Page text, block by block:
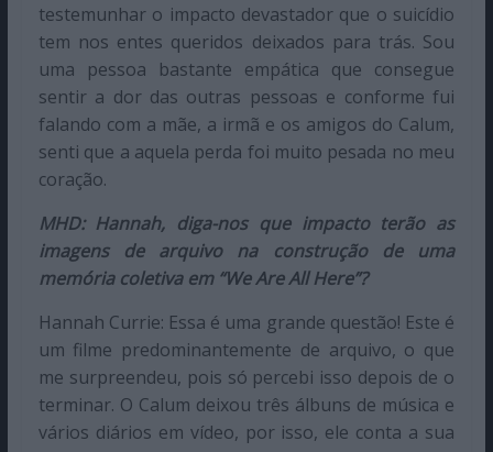
testemunhar o impacto devastador que o suicídio
tem nos entes queridos deixados para trás. Sou
uma pessoa bastante empática que consegue
sentir a dor das outras pessoas e conforme fui
falando com a mãe, a irmã e os amigos do Calum,
senti que a aquela perda foi muito pesada no meu
coração.
MHD: Hannah, diga-nos que impacto terão as
imagens de arquivo na construção de uma
memória coletiva em “We Are All Here”?
Hannah Currie: Essa é uma grande questão! Este é
um filme predominantemente de arquivo, o que
me surpreendeu, pois só percebi isso depois de o
terminar. O Calum deixou três álbuns de música e
vários diários em vídeo, por isso, ele conta a sua